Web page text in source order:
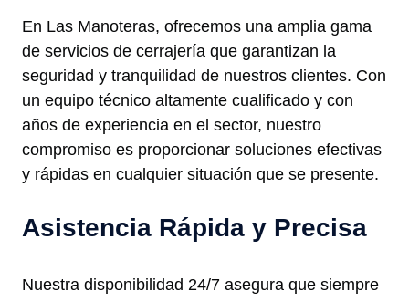
En Las Manoteras, ofrecemos una amplia gama
de servicios de cerrajería que garantizan la
seguridad y tranquilidad de nuestros clientes. Con
un equipo técnico altamente cualificado y con
años de experiencia en el sector, nuestro
compromiso es proporcionar soluciones efectivas
y rápidas en cualquier situación que se presente.
Asistencia Rápida y Precisa
Nuestra disponibilidad 24/7 asegura que siempre